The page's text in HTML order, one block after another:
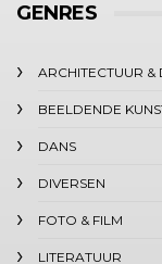
GENRES
ARCHITECTUUR &
BEELDENDE
DANS
DIVERSEN
FOTO & FILM
LITERATUUR